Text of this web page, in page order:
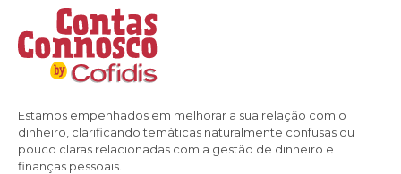
Estamos empenhados em melhorar a sua relação com o
dinheiro, clarificando temáticas naturalmente confusas ou
pouco claras relacionadas com a gestão de dinheiro e
finanças pessoais.